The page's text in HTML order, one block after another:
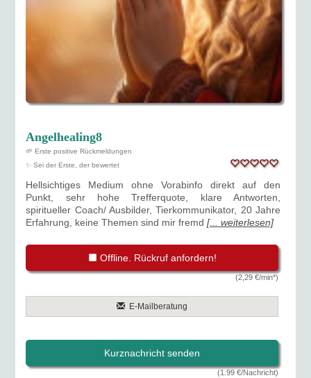
Angelhealing8
🌱 Erste positive Rückmeldungen
✨ Sei der Erste, der bewertet
Hellsichtiges Medium ohne Vorabinfo direkt auf den
Punkt, sehr hohe Trefferquote, klare Antworten,
spiritueller Coach/ Ausbilder, Tierkommunikator, 20 Jahre
Erfahrung, keine Themen sind mir fremd[... weiterlesen]
Offline. Rückruf anfordern!
(2,29 €/min*)
E-Mailberatung
Kurznachricht senden
(1.99 €/Nachricht)